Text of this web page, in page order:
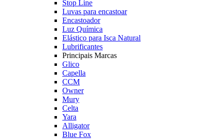
Stop Line
Luvas para encastoar
Encastoador
Luz Química
Elástico para Isca Natural
Lubrificantes
Principais Marcas
Glico
Capella
CCM
Owner
Mury
Celta
Yara
Alligator
Blue Fox